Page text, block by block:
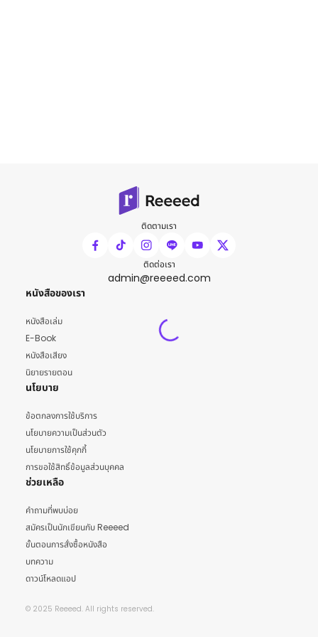
ติดตามเรา
ติดต่อเรา
admin@reeeed.com
หนังสือของเรา
หนังสือเล่ม
E-Book
หนังสือเสียง
นิยายรายตอน
นโยบาย
ข้อตกลงการใช้บริการ
นโยบายความเป็นส่วนตัว
นโยบายการใช้คุกกี้
การขอใช้สิทธิ์ข้อมูลส่วนบุคคล
ช่วยเหลือ
คำถามที่พบบ่อย
สมัครเป็นนักเขียนกับ Reeeed
ขั้นตอนการสั่งซื้อหนังสือ
บทความ
ดาวน์โหลดแอป
© 2025 Reeeed. All rights reserved.